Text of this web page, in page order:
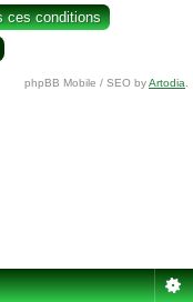
phpBB Mobile / SEO byArtodia